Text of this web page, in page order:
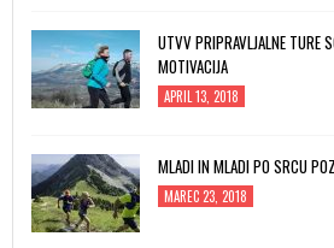
UTVV PRIPRAVLJALNE TURE
MOTIVACIJA
APRIL 13, 2018
MLADI IN MLADI PO SRCU
MAREC 23, 2018